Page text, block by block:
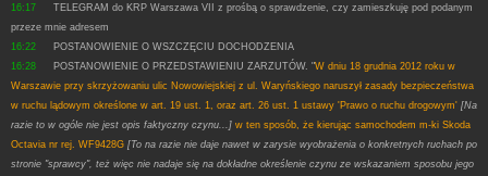
16:17
TELEGRAM do KRP Warszawa VII z prośbą o sprawdzenie, czy zamieszkuję pod podanym
przeze mnie adresem
16:22
POSTANOWIENIE O WSZCZĘCIU DOCHODZENIA
16:28
POSTANOWIENIE O PRZEDSTAWIENIU ZARZUTÓW. "W dniu 18 grudnia 2012 roku w
Warszawie przy skrzyżowaniu ulic Nowowiejskiej z ul. Waryńskiego naruszył zasady bezpieczeństwa
w ruchu lądowym określone w art. 19 ust. 1, oraz art. 26 ust. 1 ustawy 'Prawo o ruchu drogowym' [Na
razie to w ogóle nie jest opis faktyczny czynu...] w ten sposób, że kierując samochodem m-ki Skoda
Octavia nr rej. WF9428G [To na razie nie daje nawet w zarysie wyobrażenia o konkretnych ruchach po
stronie "sprawcy", też więc nie nadaje się na dokładne określenie czynu ze wskazaniem sposobu jego